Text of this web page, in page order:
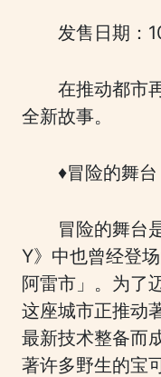
发售日期：
在推动都市
全新故事。
♦冒险的舞台
冒险的舞台
Y》中也曾经登
阿雷市」。为了
这座城市正推动
最新技术整备而
著许多野生的宝